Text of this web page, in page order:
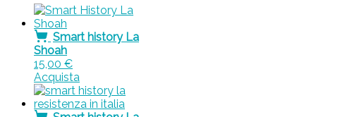
Smart history La
Shoah
15,00 €
Acquista